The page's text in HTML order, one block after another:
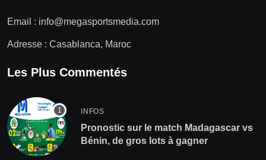
Email : info@megasportsmedia.com
Adresse : Casablanca, Maroc
Les Plus Commentés
INFOS
Pronostic sur le match Madagascar vs
Bénin, de gros lots à gagner